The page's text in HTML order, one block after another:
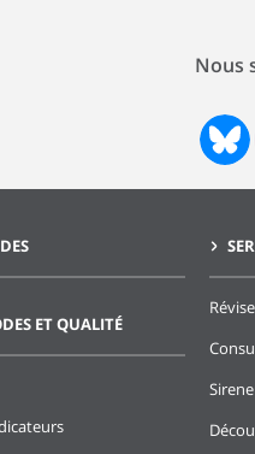
Nous
ET QUALITÉ
Sirene